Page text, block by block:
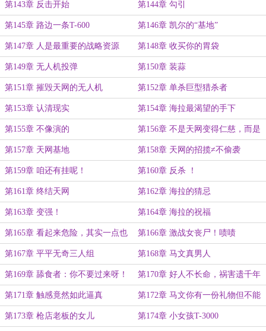
第143章 反击开始 第144章 勾引
第145章 路边一条T-600 第146章 凯尔的“基地”
第147章 人是最重要的战略资源 第148章 收买你的胃袋
第149章 无人机投弹 第150章 装蒜
第151章 摧毁天网的无人机 第152章 单杀巨型猎杀者
第153章 认清现实 第154章 海拉最渴望的手下
第155章 不像演的 第156章 不是天网变得仁慈，而是
我们来过！
第157章 天网基地 第158章 天网的招揽≠不偷袭
第159章 咱还有挂呢！ 第160章 反杀 ！
第161章 终结天网 第162章 海拉的猜忌
第163章 变强！ 第164章 海拉的祝福
第165章 看起来危险，其实一点也
不安全！
第166章 激战女丧尸！啧啧
第167章 平平无奇三人组 第168章 马文真男人
第169章 舔食者：你不要过来呀！ 第170章 好人不长命，祸害遗千年
第171章 触感竟然如此逼真 第172章 马文你有一份礼物但不能
开启
第173章 枪店老板的女儿 第174章 小女孩T-3000